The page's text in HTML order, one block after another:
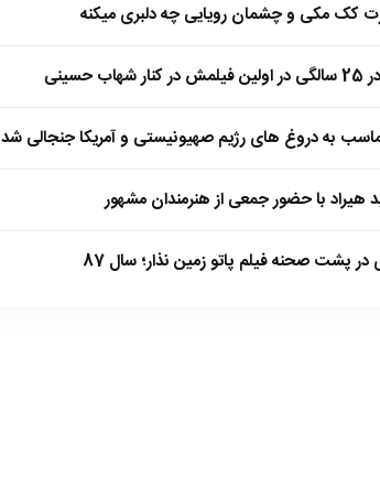
کک مکی و چشمان رویایی چه دلبری میکنه
به دروغ های رژیم صهیونیستی و آمریکا جنجالی شد
با حضور جمعی از هنرمندان مشهور
در پشت صحنه فیلم پاتو زمین نذار؛ سال 87